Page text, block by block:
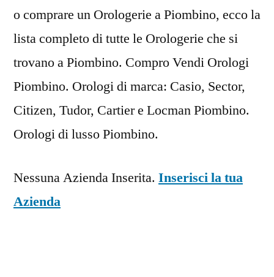
o comprare un Orologerie a Piombino, ecco la
lista completo di tutte le Orologerie che si
trovano a Piombino. Compro Vendi Orologi
Piombino. Orologi di marca: Casio, Sector,
Citizen, Tudor, Cartier e Locman Piombino.
Orologi di lusso Piombino.
Nessuna Azienda Inserita. Inserisci la tua
Azienda